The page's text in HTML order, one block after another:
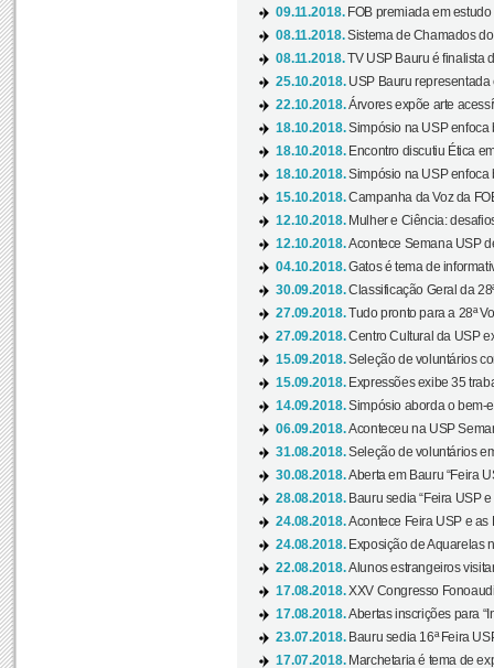
09.11.2018. FOB premiada em estudo
08.11.2018.Sistema de Chamados
08.11.2018.TV USP Bauru é finalista
25.10.2018. USP Bauru representada
22.10.2018.Árvores expõe arte
18.10.2018.Simpósio na USP enfoca
18.10.2018. Encontro discutiu Ética
18.10.2018.Simpósio na USP enfoca
15.10.2018.Campanha da Voz da
12.10.2018. Mulher e Ciência:
12.10.2018.Acontece Semana USP
04.10.2018.Gatos é tema de
30.09.2018.Classificação Geral da
27.09.2018.Tudo pronto para a 28ª
27.09.2018.Centro Cultural da USP
15.09.2018.Seleção de voluntários
15.09.2018. Expressões exibe 35
14.09.2018.Simpósio aborda o bem-
06.09.2018.Aconteceu na USP
31.08.2018.Seleção de voluntários
30.08.2018.Aberta em Bauru “Feira
28.08.2018. Bauru sedia “Feira USP
24.08.2018.Acontece Feira USP e as
24.08.2018. Exposição de Aquarelas
22.08.2018.Alunos estrangeiros
17.08.2018.XXV Congresso
17.08.2018.Abertas inscrições para
23.07.2018. Bauru sedia 16ª Feira
17.07.2018. Marchetaria é tema de